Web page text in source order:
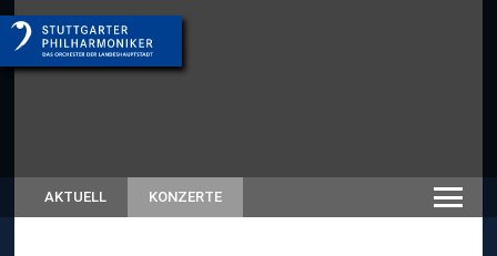
AKTUELL KONZERTE